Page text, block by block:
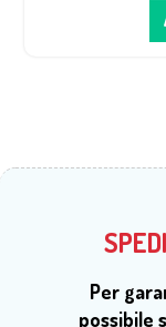
Per
possibile